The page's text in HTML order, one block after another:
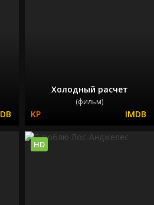
Холодный расчет
(фильм)
HD